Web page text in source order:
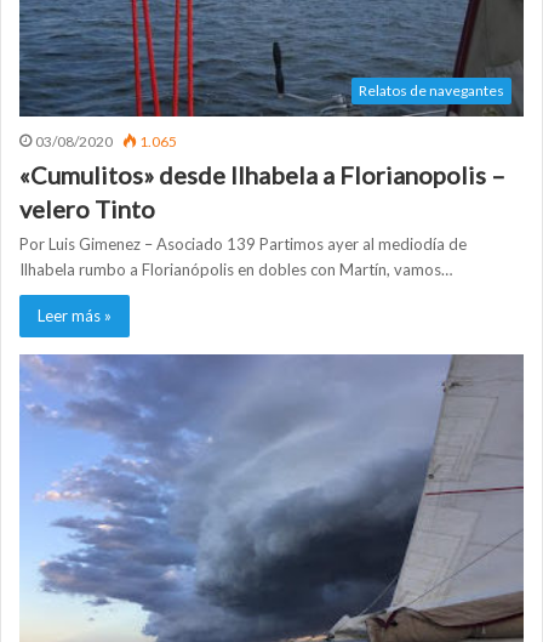
Relatos de navegantes
03/08/2020 1.065
«Cumulitos» desde Ilhabela a Florianopolis –
velero Tinto
Por Luis Gimenez – Asociado 139 Partimos ayer al mediodía de
Ilhabela rumbo a Florianópolis en dobles con Martín, vamos…
Leer más »